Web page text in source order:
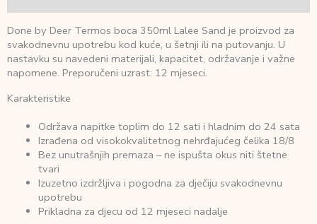
Done by Deer Termos boca 350ml Lalee Sand je proizvod za
svakodnevnu upotrebu kod kuće, u šetnji ili na putovanju. U
nastavku su navedeni materijali, kapacitet, održavanje i važne
napomene. Preporučeni uzrast: 12 mjeseci.
Karakteristike
Održava napitke toplim do 12 sati i hladnim do 24 sata
Izrađena od visokokvalitetnog nehrđajućeg čelika 18/8
Bez unutrašnjih premaza – ne ispušta okus niti štetne
tvari
Izuzetno izdržljiva i pogodna za dječiju svakodnevnu
upotrebu
Prikladna za djecu od 12 mjeseci nadalje